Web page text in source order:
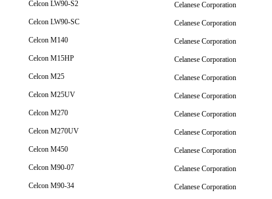
Celcon LW90-S2
Celanese Corporation
Celcon LW90-SC
Celanese Corporation
Celcon M140
Celanese Corporation
Celcon M15HP
Celanese Corporation
Celcon M25
Celanese Corporation
Celcon M25UV
Celanese Corporation
Celcon M270
Celanese Corporation
Celcon M270UV
Celanese Corporation
Celcon M450
Celanese Corporation
Celcon M90-07
Celanese Corporation
Celcon M90-34
Celanese Corporation